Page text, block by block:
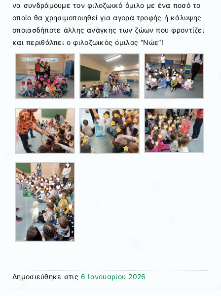
να συνδράμουμε τον φιλοζωικό όμιλο με ένα ποσό το
οποίο θα χρησιμοποιηθεί για αγορά τροφής ή κάλυψης
οποιασδήποτε άλλης ανάγκης των ζώων που φροντίζει
και περιθάλπει ο φιλοζωικός όμιλος “Νώε”!
Δημοσιεύθηκε στις 6 Ιανουαρίου 2026